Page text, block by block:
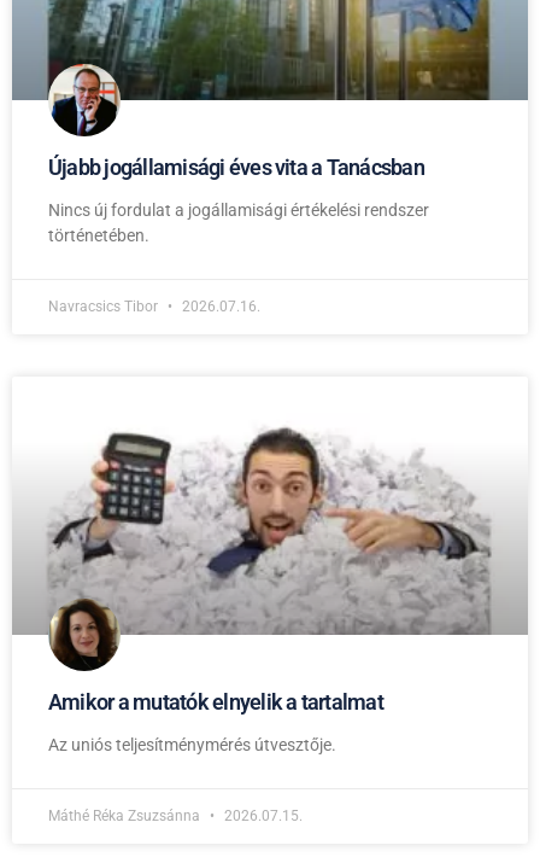
Újabb jogállamisági éves vita a Tanácsban
Nincs új fordulat a jogállamisági értékelési rendszer
történetében.
Navracsics Tibor 2026.07.16.
Amikor a mutatók elnyelik a tartalmat
Az uniós teljesítménymérés útvesztője.
Máthé Réka Zsuzsánna 2026.07.15.